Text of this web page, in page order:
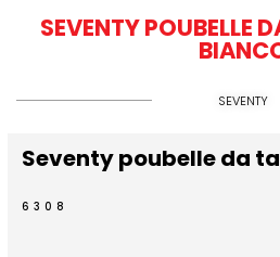
SEVENTY POUBELLE
SEVENTY
Seventy poubelle da
6308